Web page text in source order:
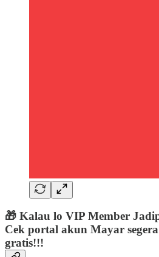
🎁 Kalau lo VIP Member
Cek portal akun Mayar
gratis!!!